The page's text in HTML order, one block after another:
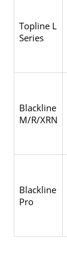
Topline L
Series
Blackline
M/R/XRN
Blackline
Pro